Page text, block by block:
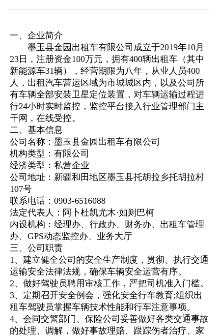
一、 企业简介
墨玉县金园出租车有限公司成立于2019年10月
23日，注册资金100万元，拥有400辆出租车（其中
新能源车31辆），经营期限为八年，从业人员400
人，出租汽车营运区域为市城城区内，以及公司所
有车辆全部安装卫星定位装置，对车辆运输过程进
行24小时实时监控，监控平台接入行业管理部门主
干网，在线受控。
二、基本信息
公司名称：墨玉县金园出租车有限公司
机构类型：有限公司
经济类型：私营企业
公司地址：新疆和田地区墨玉县托胡拉乡托胡拉村
107号
联系电话：0903-6516088
法定代表人：阿卜杜凯尤木·如则巴柯
内设机构：经理办、行政办、财务办、出租车管理
办、GPS动态监控办、业务大厅
三、公司职责
1、建立健全公司的安全生产制度，贯彻、执行交通
运输安全法律法规，确保车辆安全运营有序。
2、做好驾驶员聘用审核工作，严把司机准入门槛。
3、定期召开安全例会，强化安全行车教育;组织出
租车驾驶员掌握车辆技术性能和行车注意事项。
4、会同交警部门、保险公司妥善做好各类交通事故
的处理、调解，做好事故理赔、跟踪伤者治疗、家